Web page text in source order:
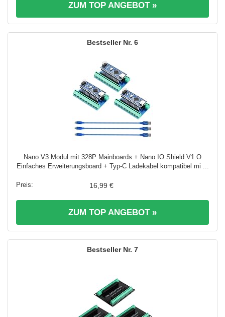
ZUM TOP ANGEBOT »
6
Nano V3 Modul mit 328P Mainboards + Nano IO Shield V1.O
Einfaches Erweiterungsboard + Typ-C Ladekabel kompatibel mi ...
16,99 €
ZUM TOP ANGEBOT »
7